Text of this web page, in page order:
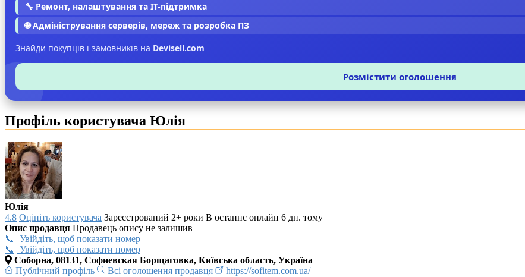
🔧 Ремонт, налаштування та IT-підтримка
🌐 Адміністрування серверів, мереж та розробка ПЗ
Знайди покупців і замовників на Devisell.com
Розмістити оголошення
Профіль користувача Юлія
Юлія
4.8 Оцініть користувача Зареєстрований 2+ роки В останнє онлайн 6 дн. тому
Опис продавця Продавець опису не залишив
Увійдіть, щоб показати номер
Увійдіть, щоб показати номер
Соборна, 08131, Софиевская Борщаговка, Київська область, Україна
Публічний профіль
Всі оголошення продавця https://sofitem.com.ua/